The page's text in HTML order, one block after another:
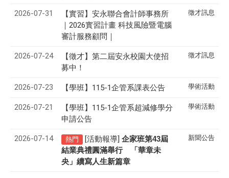
2026-07-31
【實習】安永聯合會計師事務所
｜2026實習計畫 科技風險暨電腦
審計服務顧問｜
徵才訊息
2026-07-24 【徵才】 第二屆安永校園大使招
募中！
徵才訊息
2026-07-23 【學班】115-1企管系課表公告 學術活動
2026-07-21
【學班】115-1企管系超減修學分
申請公告
學術活動
2026-07-14 熱門 [活動報導] 企家班第43屆
結業典禮圓滿舉行 「華章未
央」續寫人生新篇章
新聞公告